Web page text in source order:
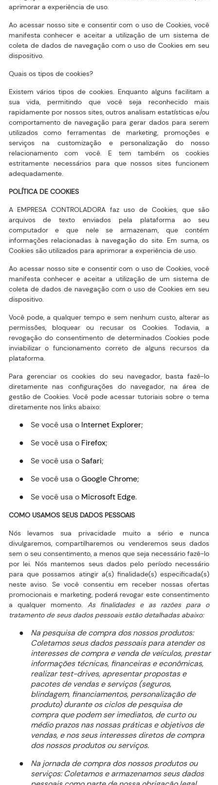
aprimorar a experiência de uso.
Ao acessar nosso site e consentir com o uso de Cookies, você
manifesta conhecer e aceitar a utilização de um sistema de
coleta de dados de navegação com o uso de Cookies em seu
dispositivo.
Quais os tipos de cookies?
Existem vários tipos de cookies. Enquanto alguns facilitam a
sua vida, permitindo que você seja reconhecido mais
rapidamente por nossos sites, outros analisam estatísticas e/ou
comportamento de navegação para gerar dados para serem
utilizados como ferramentas de marketing, promoções e
serviços na customização e personalização do nosso
relacionamento com você. E tem também os cookies
estritamente necessários para que nossos sites funcionem
adequadamente.
POLÍTICA DE COOKIES
A EMPRESA CONTROLADORA faz uso de Cookies, que são
arquivos de texto enviados pela plataforma ao seu
computador e que nele se armazenam, que contém
informações relacionadas à navegação do site. Em suma, os
Cookies são utilizados para aprimorar a experiência de uso.
Ao acessar nosso site e consentir com o uso de Cookies, você
manifesta conhecer e aceitar a utilização de um sistema de
coleta de dados de navegação com o uso de Cookies em seu
dispositivo.
Você pode, a qualquer tempo e sem nenhum custo, alterar as
permissões, bloquear ou recusar os Cookies. Todavia, a
revogação do consentimento de determinados Cookies pode
inviabilizar o funcionamento correto de alguns recursos da
plataforma.
Para gerenciar os cookies do seu navegador, basta fazê-lo
diretamente nas configurações do navegador, na área de
gestão de Cookies. Você pode acessar tutoriais sobre o tema
diretamente nos links abaixo:
● Se você usa o Internet Explorer;
● Se você usa o Firefox;
● Se você usa oSafari;
● Se você usa oGoogle Chrome;
● Se você usa o Microsoft Edge.
COMO USAMOS SEUS DADOS PESSOAIS
Nós levamos sua privacidade muito a sério e nunca
divulgaremos, compartilharemos ou venderemos seus dados
sem o seu consentimento, a menos que seja necessário fazê-lo
por lei. Nós mantemos seus dados pelo período necessário
para que possamos atingir a(s) finalidade(s) especificada(s)
neste aviso. Se você consentiu em receber nossas ofertas
promocionais e marketing, poderá revogar este consentimento
a qualquer momento. As finalidades e as razões para o
tratamento de seus dados pessoais estão detalhadas abaixo:
●
Na pesquisa de compra dos nossos produtos:
Coletamos seus dados pessoais para atender os
interesses de compra e venda de veículos, prestar
informações técnicas, financeiras e econômicas,
realizar test-drives, apresentar propostas e
pacotes de vendas e serviços (seguros,
blindagem, financiamentos, personalização de
produto) durante os ciclos de pesquisa de
compra que podem ser imediatos, de curto ou
médio prazos nas nossas práticas e objetivos de
vendas, e nos seus interesses diretos de compra
dos nossos produtos ou serviços.
●
Na jornada de compra dos nossos produtos ou
serviços: Coletamos e armazenamos seus dados